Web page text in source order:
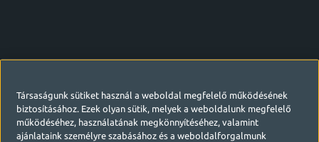
Társaságunk sütiket használ a weboldal megfelelő működésének
biztosításához. Ezek olyan sütik, melyek a weboldalunk megfelelő
működéséhez, használatának megkönnyítéséhez, valamint
ajánlataink személyre szabásához és a weboldalforgalmunk